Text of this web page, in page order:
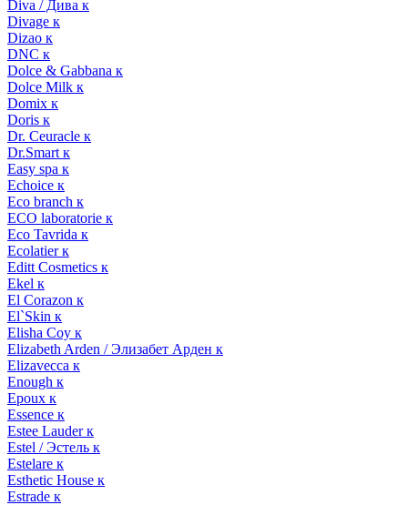
Diva / Дива к
Divage к
Dizao к
DNC к
Dolce & Gabbana к
Dolce Milk к
Domix к
Doris к
Dr. Ceuracle к
Dr.Smart к
Easy spa к
Echoice к
Eco branch к
ECO laboratorie к
Eco Tavrida к
Ecolatier к
Editt Cosmetics к
Ekel к
El Corazon к
El`Skin к
Elisha Coy к
Elizabeth Arden / Элизабет Арден к
Elizavecca к
Enough к
Epoux к
Essence к
Estee Lauder к
Estel / Эстель к
Estelare к
Esthetic House к
Estrade к